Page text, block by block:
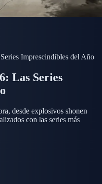
Imprescindibles del Año
Las Series
desde explosivos shonen
con las series más